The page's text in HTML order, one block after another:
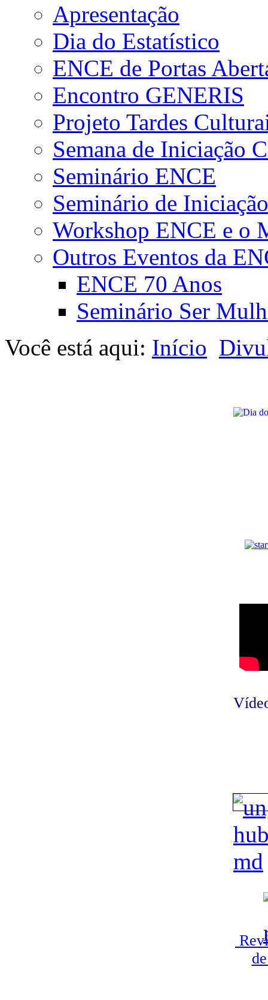
Apresentação
Dia do Estatístico
ENCE de Portas
Encontro GENERIS
Projeto Tardes
Semana de Iniciação
Seminário ENCE
Seminário de
Workshop ENCE e o
Outros Eventos da
ENCE 70 Anos
Seminário Ser
Você está aqui: Início